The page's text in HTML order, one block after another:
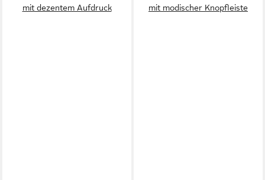
mit dezentem Aufdruck
mit modischer Knopfleiste